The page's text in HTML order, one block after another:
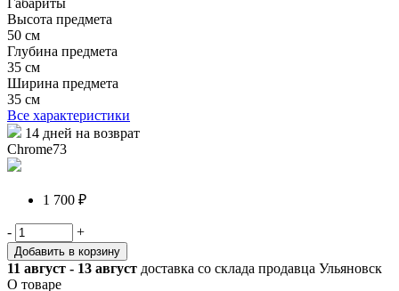
Высота предмета
50 см
Глубина предмета
35 см
Ширина предмета
35 см
Все характеристики
14 дней на возврат
Chrome73
1 700 ₽
- +
Добавить в корзину
11 август - 13 август доставка со склада продавца Ульяновск
О товаре